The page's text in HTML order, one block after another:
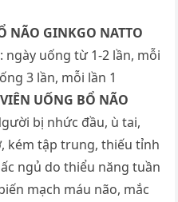
NÃO GINKGO NATTO
ngày uống từ 1-2 lần, mỗi
3 lần, mỗi lần 1
UỐNG BỔ NÃO
bị nhức đầu, ù tai,
kém tập trung, thiếu tỉnh
ngủ do thiểu năng tuần
mạch máu não, mắc